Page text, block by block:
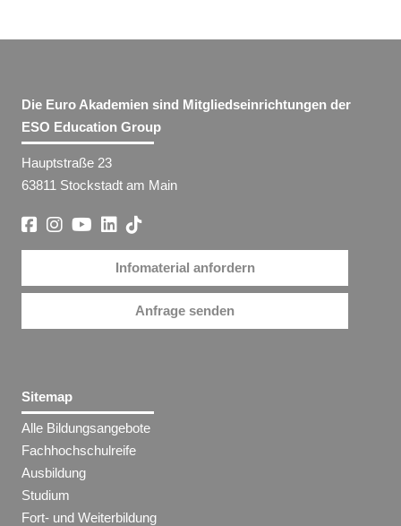
Die Euro Akademien sind Mitgliedseinrichtungen der
ESO Education Group
Hauptstraße 23
63811 Stockstadt am Main
Infomaterial anfordern
Anfrage senden
Sitemap
Alle Bildungsangebote
Fachhochschulreife
Ausbildung
Studium
Fort- und Weiterbildung